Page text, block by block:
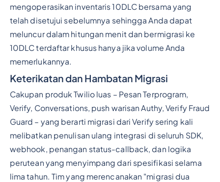
mengoperasikan inventaris 10DLC bersama yang
telah disetujui sebelumnya sehingga Anda dapat
meluncur dalam hitungan menit dan bermigrasi ke
10DLC terdaftar khusus hanya jika volume Anda
memerlukannya.
Keterikatan dan Hambatan Migrasi
Cakupan produk Twilio luas – Pesan Terprogram,
Verify, Conversations, push warisan Authy, Verify Fraud
Guard – yang berarti migrasi dari Verify sering kali
melibatkan penulisan ulang integrasi di seluruh SDK,
webhook, penangan status-callback, dan logika
perutean yang menyimpang dari spesifikasi selama
lima tahun. Tim yang merencanakan "migrasi dua